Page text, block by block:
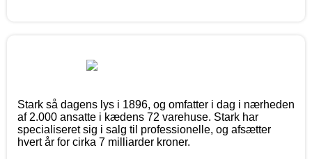
Stark så dagens lys i 1896, og omfatter i dag i nærheden
af 2.000 ansatte i kædens 72 varehuse. Stark har
specialiseret sig i salg til professionelle, og afsætter
hvert år for cirka 7 milliarder kroner.